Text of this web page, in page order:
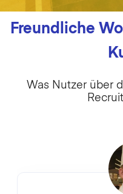
Freundliche
Was Nutzer über